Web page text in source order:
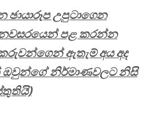
උපුටාගෙන
පළ කරන්න
ඇතැම් අය අද
ඔවුන්ගේ නිර්මාණවලට නිසි